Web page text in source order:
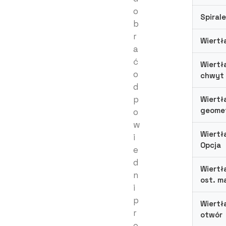
o
b
r
a
ć
o
d
p
o
w
i
e
d
n
i
p
r
Spirale
chwyt
Opcja
ost.
otwór